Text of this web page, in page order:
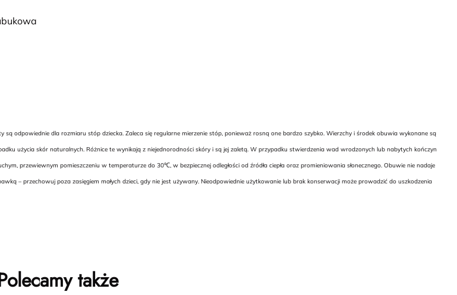
odpowiednie dla rozmiaru stóp dziecka. Zaleca się regularne mierzenie stóp, ponieważ rosną one bardzo szybko. Wierzchy i środek obuwia wykonane są
użycia skór naturalnych. Różnice te wynikają z niejednorodności skóry i są jej zaletą. W przypadku stwierdzenia wad wrodzonych lub nabytych kończyn
przewiewnym pomieszczeniu w temperaturze do 30℃, w bezpiecznej odległości od źródła ciepła oraz promieniowania słonecznego. Obuwie nie nadaje
– przechowuj poza zasięgiem małych dzieci, gdy nie jest używany. Nieodpowiednie użytkowanie lub brak konserwacji może prowadzić do uszkodzenia
także